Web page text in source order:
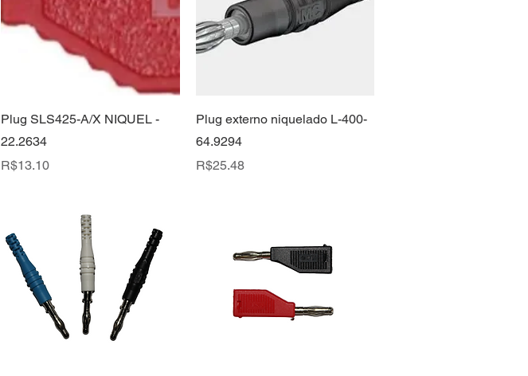
Quick View
Plug SLS425-A/X NIQUEL -
22.2634
Price
R$13.10
Quick View
Plug externo niquelado L-400-
64.9294
Price
R$25.48